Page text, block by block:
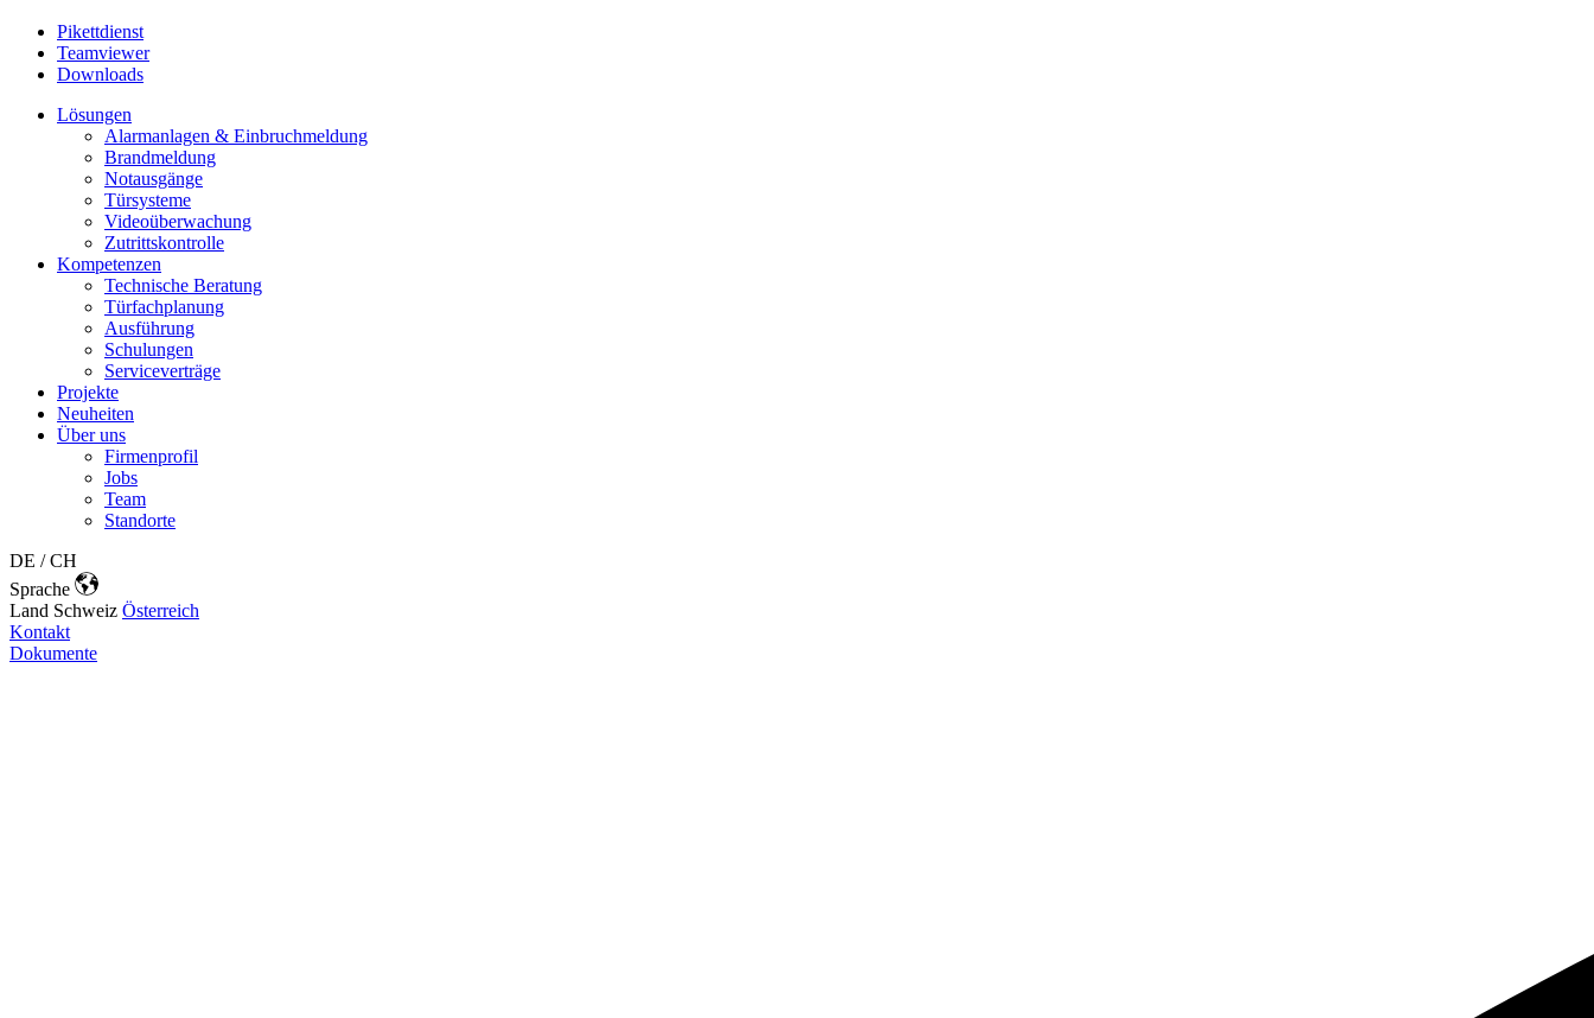
Pikettdienst
Teamviewer
Downloads
Lösungen
Alarmanlagen & Einbruchmeldung
Brandmeldung
Notausgänge
Türsysteme
Videoüberwachung
Zutrittskontrolle
Kompetenzen
Technische Beratung
Türfachplanung
Ausführung
Schulungen
Serviceverträge
Projekte
Neuheiten
Über uns
Firmenprofil
Jobs
Team
Standorte
DE / CH
Sprache
Land Schweiz Österreich
Kontakt
Dokumente